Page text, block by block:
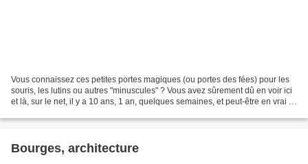
Vous connaissez ces petites portes magiques (ou portes des fées) pour les
souris, les lutins ou autres "minuscules" ? Vous avez sûrement dû en voir ici
et là, sur le net, il y a 10 ans, 1 an, quelques semaines, et peut-être en vrai ?
Bourges, architecture